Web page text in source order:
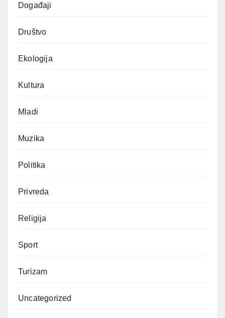
Događaji
Društvo
Ekologija
Kultura
Mladi
Muzika
Politika
Privreda
Religija
Sport
Turizam
Uncategorized